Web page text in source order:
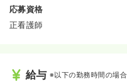
応募資格
正看護師
給与 ※以下の勤務時間の場合